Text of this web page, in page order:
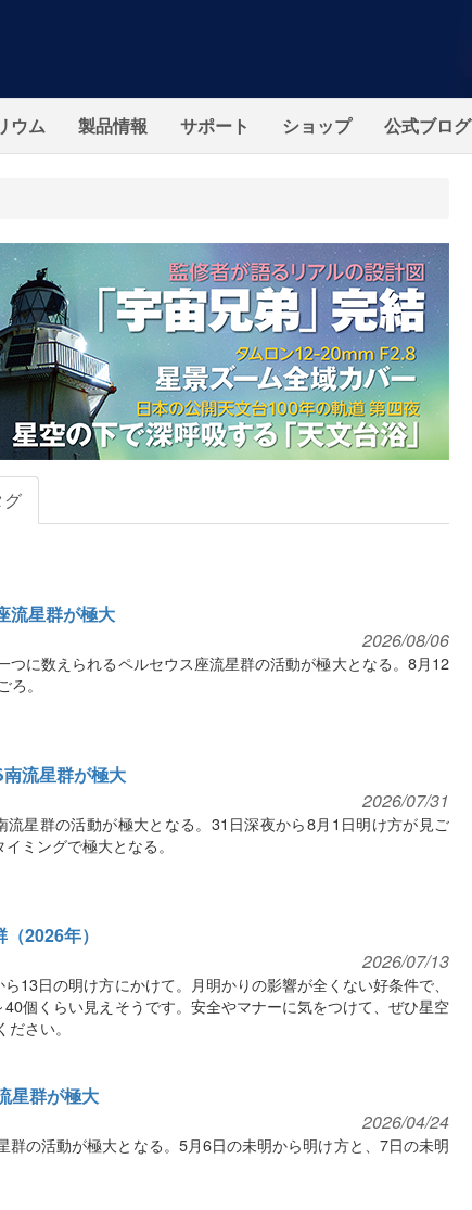
ウム 製品情報 サポート ショップ 公式ブログ
グ
流星群が極大
2026/08/06
つに数えられるペルセウス座流星群の活動が極大となる。8月12
。
流星群が極大
2026/07/31
星群の活動が極大となる。31日深夜から8月1日明け方が見ご
ミングで極大となる。
2026年）
2026/07/13
13日の明け方にかけて。月明かりの影響が全くない好条件で、
個くらい見えそうです。安全やマナーに気をつけて、ぜひ星空
さい。
星群が極大
2026/04/24
群の活動が極大となる。5月6日の未明から明け方と、7日の未明